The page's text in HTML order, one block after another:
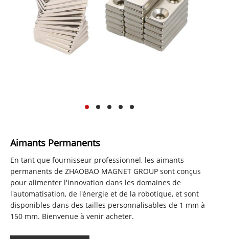
Aimants Permanents
En tant que fournisseur professionnel, les aimants
permanents de ZHAOBAO MAGNET GROUP sont conçus
pour alimenter l'innovation dans les domaines de
l'automatisation, de l'énergie et de la robotique, et sont
disponibles dans des tailles personnalisables de 1 mm à
150 mm. Bienvenue à venir acheter.